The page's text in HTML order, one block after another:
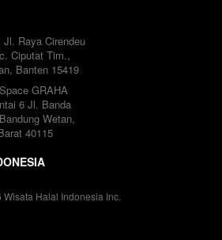
Jl. Raya Cirendeu
Ciputat Tim.,
Banten 15419
GRAHA
6 Jl. Banda
Wetan,
40115
Wisata Halal Indonesia Inc.